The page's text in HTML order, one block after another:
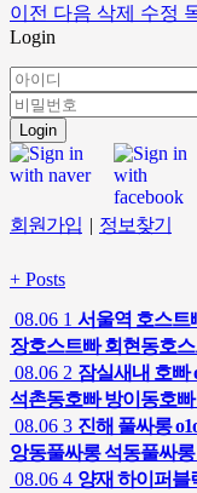
이전 다음 삭제 수정
Login
Login
회원가입 | 정보찾기
+ Posts
08.06 1 서울역 호스트
장호스트빠 회현동호
08.06 2 잠실새내 호빠
석촌동호빠 방이동호
08.06 3 진해 풀싸롱
앙동풀싸롱 석동풀싸롱
08.06 4 양재 하이퍼블